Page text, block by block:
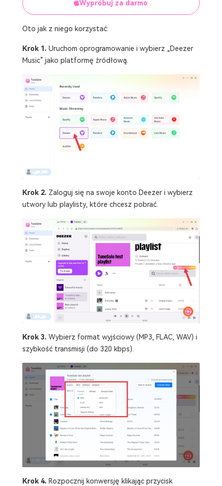
Wypróbuj za darmo
Oto jak z niego korzystać:
Krok 1. Uruchom oprogramowanie i wybierz „Deezer
Music” jako platformę źródłową.
Krok 2. Zaloguj się na swoje konto Deezer i wybierz
utwory lub playlisty, które chcesz pobrać.
Krok 3. Wybierz format wyjściowy (MP3, FLAC, WAV) i
szybkość transmisji (do 320 kbps).
Krok 4. Rozpocznij konwersję klikając przycisk